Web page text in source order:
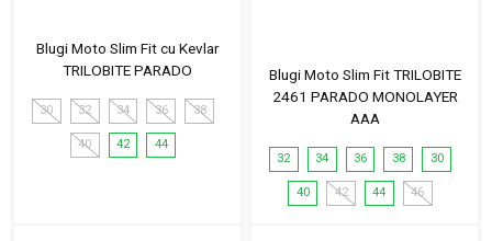
Blugi Moto Slim Fit cu Kevlar
TRILOBITE PARADO
30 32 34 36 38
40 42 44
Blugi Moto Slim Fit TRILOBITE
2461 PARADO MONOLAYER
AAA
32 34 36 38 30
40 42 44 46